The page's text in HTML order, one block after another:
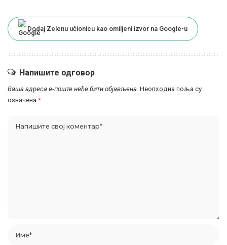
Dodaj Zelenu učionicu kao omiljeni izvor na Google-u
Напишите одговор
Ваша адреса е-поште неће бити објављена. Неопходна поља су
означена *